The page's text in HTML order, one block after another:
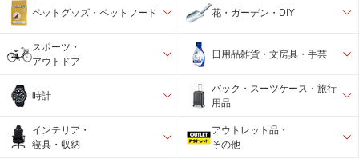
ペットグッズ・ペットフード 花・ガーデン・DIY
スポーツ・
アウトドア
日用品雑貨・文房具・手芸
時計
バック・スーツケース・旅行
用品
インテリア・
寝具・収納
アウトレット品・
その他